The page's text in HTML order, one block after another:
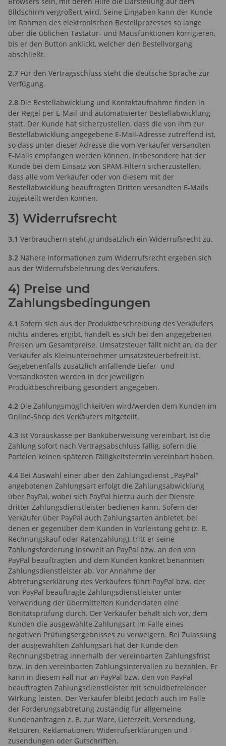
Bildschirm vergrößert wird. Seine Eingaben kann der Kunde
im Rahmen des elektronischen Bestellprozesses so lange
über die üblichen Tastatur- und Mausfunktionen korrigieren,
bis er den Button anklickt, welcher den Bestellvorgang
abschließt.
2.7 Für den Vertragsschluss steht die deutsche Sprache zur
Verfügung.
2.8 Die Bestellabwicklung und Kontaktaufnahme finden in
der Regel per E-Mail und automatisierter Bestellabwicklung
statt. Der Kunde hat sicherzustellen, dass die von ihm zur
Bestellabwicklung angegebene E-Mail-Adresse zutreffend ist,
so dass unter dieser Adresse die vom Verkäufer versandten
E-Mails empfangen werden können. Insbesondere hat der
Kunde bei dem Einsatz von SPAM-Filtern sicherzustellen,
dass alle vom Verkäufer oder von diesem mit der
Bestellabwicklung beauftragten Dritten versandten E-Mails
zugestellt werden können.
3) Widerrufsrecht
3.1 Verbrauchern steht grundsätzlich ein Widerrufsrecht zu.
3.2 Nähere Informationen zum Widerrufsrecht ergeben sich
aus der Widerrufsbelehrung des Verkäufers.
4) Preise und
Zahlungsbedingungen
4.1 Sofern sich aus der Produktbeschreibung des Verkäufers
nichts anderes ergibt, handelt es sich bei den angegebenen
Preisen um Gesamtpreise. Umsatzsteuer fällt nicht an, da der
Verkäufer als Kleinunternehmer umsatzsteuerbefreit ist.
Gegebenenfalls zusätzlich anfallende Liefer- und
Versandkosten werden in der jeweiligen
Produktbeschreibung gesondert angegeben.
4.2 Die Zahlungsmöglichkeit/en wird/werden dem Kunden im
Online-Shop des Verkäufers mitgeteilt.
4.3 Ist Vorauskasse per Banküberweisung vereinbart, ist die
Zahlung sofort nach Vertragsabschluss fällig, sofern die
Parteien keinen späteren Fälligkeitstermin vereinbart haben.
4.4 Bei Auswahl einer über den Zahlungsdienst „PayPal“
angebotenen Zahlungsart erfolgt die Zahlungsabwicklung
über PayPal, wobei sich PayPal hierzu auch der Dienste
dritter Zahlungsdienstleister bedienen kann. Sofern der
Verkäufer über PayPal auch Zahlungsarten anbietet, bei
denen er gegenüber dem Kunden in Vorleistung geht (z. B.
Rechnungskauf oder Ratenzahlung), tritt er seine
Zahlungsforderung insoweit an PayPal bzw. an den von
PayPal beauftragten und dem Kunden konkret benannten
Zahlungsdienstleister ab. Vor Annahme der
Abtretungserklärung des Verkäufers führt PayPal bzw. der
von PayPal beauftragte Zahlungsdienstleister unter
Verwendung der übermittelten Kundendaten eine
Bonitätsprüfung durch. Der Verkäufer behält sich vor, dem
Kunden die ausgewählte Zahlungsart im Falle eines
negativen Prüfungsergebnisses zu verweigern. Bei Zulassung
der ausgewählten Zahlungsart hat der Kunde den
Rechnungsbetrag innerhalb der vereinbarten Zahlungsfrist
bzw. in den vereinbarten Zahlungsintervallen zu bezahlen. Er
kann in diesem Fall nur an PayPal bzw. den von PayPal
beauftragten Zahlungsdienstleister mit schuldbefreiender
Wirkung leisten. Der Verkäufer bleibt jedoch auch im Falle
der Forderungsabtretung zuständig für allgemeine
Kundenanfragen z. B. zur Ware, Lieferzeit, Versendung,
Retouren, Reklamationen, Widerrufserklärungen und -
zusendungen oder Gutschriften.